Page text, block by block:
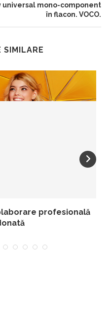
universal mono-component
în flacon. VOCO.
SIMILARE
profesională